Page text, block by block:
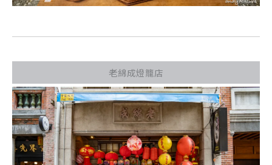
老綿成燈籠店